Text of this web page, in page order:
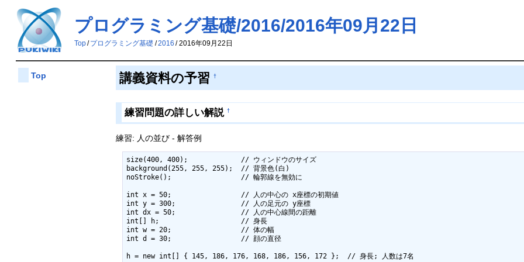
プログラミング基礎/2016/2016年09月22日
Top/ プログラミング基礎 /2016 / 2016年09月22日
講義資料の予習†
練習問題の詳しい解説 †
練習: 人の並び - 解答例
size(400, 400);             // ウィンドウのサイズ
background(255, 255, 255);  // 背景色(白)
noStroke();                 // 輪郭線を無効に
int x = 50;                 // 人の中心の x座標の初期値
int y = 300;                // 人の足元の y座標
int dx = 50;                // 人の中心線間の距離
int[] h;                    // 身長
int w = 20;                 // 体の幅
int d = 30;                 // 顔の直径
h = new int[] { 145, 186, 176, 168, 186, 156, 172 };  // 身長; 人数は7名
Top